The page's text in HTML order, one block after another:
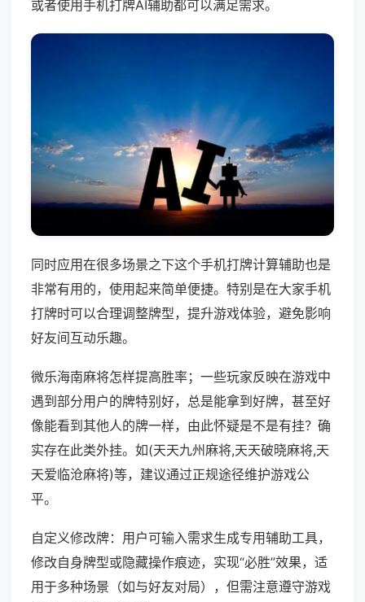
或者使用手机打牌AI辅助都可以满足需求。
同时应用在很多场景之下这个手机打牌计算辅助也是
非常有用的，使用起来简单便捷。特别是在大家手机
打牌时可以合理调整牌型，提升游戏体验，避免影响
好友间互动乐趣。
微乐海南麻将怎样提高胜率；一些玩家反映在游戏中
遇到部分用户的牌特别好，总是能拿到好牌，甚至好
像能看到其他人的牌一样，由此怀疑是不是有挂？确
实存在此类外挂。如(天天九州麻将,天天破晓麻将,天
天爱临沧麻将)等，建议通过正规途径维护游戏公
平。
自定义修改牌：用户可输入需求生成专用辅助工具，
修改自身牌型或隐藏操作痕迹，实现“必胜”效果，适
用于多种场景（如与好友对局），但需注意遵守游戏